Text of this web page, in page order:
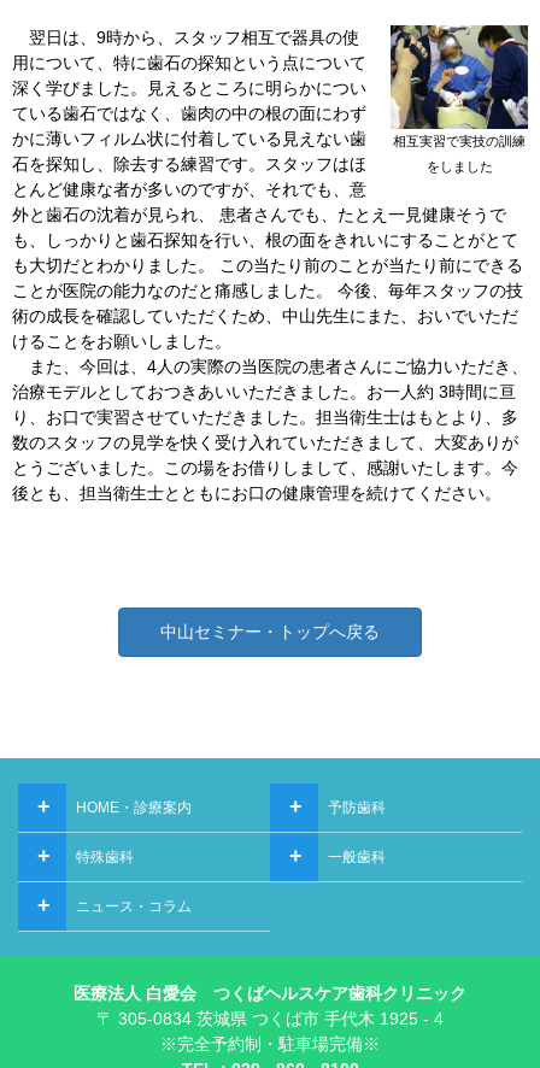
相互実習で実技の訓練
をしました
翌日は、9時から、スタッフ相互で器具の使
用について、特に歯石の探知という点について
深く学びました。見えるところに明らかについ
ている歯石ではなく、歯肉の中の根の面にわず
かに薄いフィルム状に付着している見えない歯
石を探知し、除去する練習です。スタッフはほ
とんど健康な者が多いのですが、それでも、意
外と歯石の沈着が見られ、 患者さんでも、たとえ一見健康そうで
も、しっかりと歯石探知を行い、根の面をきれいにすることがとて
も大切だとわかりました。 この当たり前のことが当たり前にできる
ことが医院の能力なのだと痛感しました。 今後、毎年スタッフの技
術の成長を確認していただくため、中山先生にまた、おいでいただ
けることをお願いしました。
また、今回は、4人の実際の当医院の患者さんにご協力いただき、
治療モデルとしておつきあいいただきました。お一人約 3時間に亘
り、お口で実習させていただきました。担当衛生士はもとより、多
数のスタッフの見学を快く受け入れていただきまして、大変ありが
とうございました。この場をお借りしまして、感謝いたします。今
後とも、担当衛生士とともにお口の健康管理を続けてください。
中山セミナー・トップへ戻る
HOME・診療案内
+ 予防歯科
+
特殊歯科
+ 一般歯科
+
ニュース・コラム
+
医療法人 白愛会 つくばヘルスケア歯科クリニック
〒 305-0834 茨城県 つくば市 手代木 1925 - 4
※完全予約制・駐車場完備※